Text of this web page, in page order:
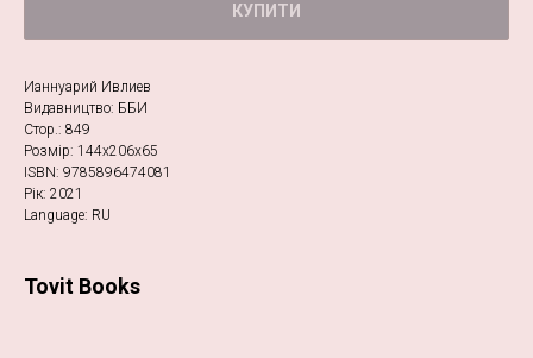
КУПИТИ
Ианнуарий Ивлиев
Видавництво: ББИ
Стор.: 849
Розмір: 144х206х65
ISBN: 9785896474081
Рік: 2021
Language: RU
Tovit Books